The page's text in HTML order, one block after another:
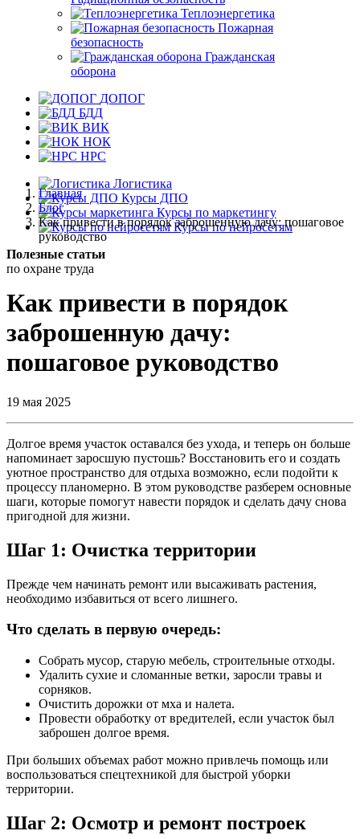
Теплоэнергетика
Пожарная
безопасность
Гражданская
оборона
ДОПОГ
БДД
ВИК
НОК
НРС
Логистика
Курсы ДПО
Курсы по маркетингу
Курсы по нейросетям
Полезные статьи
по охране труда
Главная
Блог
Как привести в порядок заброшенную дачу: пошаговое
руководство
Как привести в порядок
заброшенную дачу:
пошаговое руководство
19 мая 2025
Долгое время участок оставался без ухода, и теперь он больше
напоминает заросшую пустошь? Восстановить его и создать
уютное пространство для отдыха возможно, если подойти к
процессу планомерно. В этом руководстве разберем основные
шаги, которые помогут навести порядок и сделать дачу снова
пригодной для жизни.
Шаг 1: Очистка территории
Прежде чем начинать ремонт или высаживать растения,
необходимо избавиться от всего лишнего.
Что сделать в первую очередь:
Собрать мусор, старую мебель, строительные отходы.
Удалить сухие и сломанные ветки, заросли травы и
сорняков.
Очистить дорожки от мха и налета.
Провести обработку от вредителей, если участок был
заброшен долгое время.
При больших объемах работ можно привлечь помощь или
воспользоваться спецтехникой для быстрой уборки
территории.
Шаг 2: Осмотр и ремонт построек